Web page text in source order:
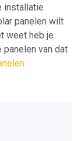
installatie
panelen wilt
weet heb je
van dat